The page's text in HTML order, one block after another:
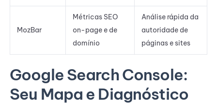
MozBar
Métricas SEO
on-page e de
domínio
Análise rápida da
autoridade de
páginas e sites
Google Search Console:
Seu Mapa e Diagnóstico